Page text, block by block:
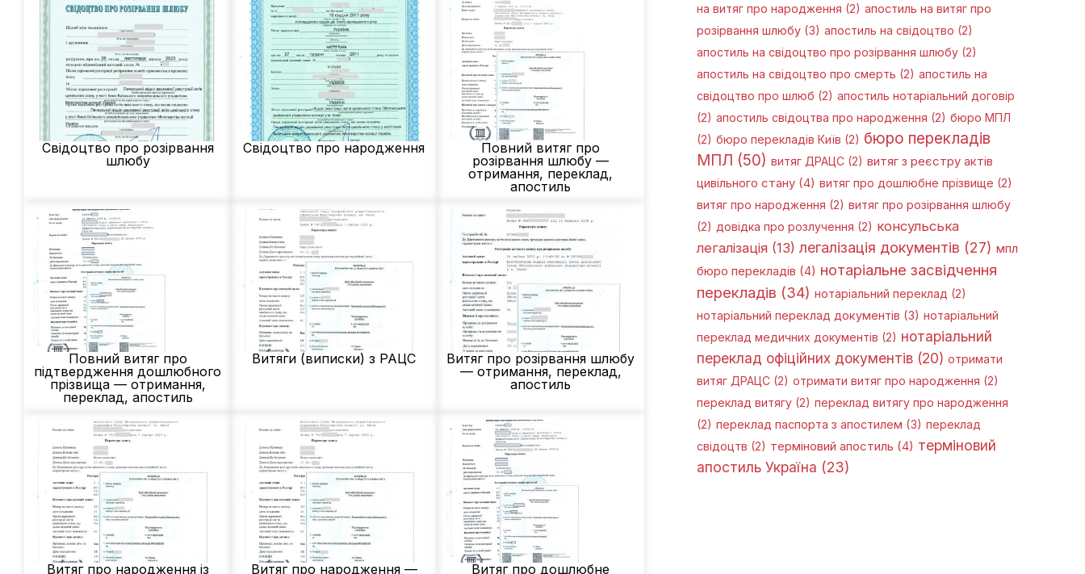
Свідоцтво про розірвання
шлюбу
Свідоцтво про народження
Повний витяг про
розірвання шлюбу —
отримання, переклад,
апостиль
Повний витяг про
підтвердження дошлюбного
прізвища — отримання,
переклад, апостиль
Витяги (виписки) з РАЦС
Витяг про розірвання шлюбу
— отримання, переклад,
апостиль
Витяг про народження із
Витяг про народження —
Витяг про дошлюбне
на витяг про народження (2) апостиль на витяг про
розірвання шлюбу(3) апостиль на свідоцтво (2)
апостиль на свідоцтво про розірвання шлюбу(2)
апостиль на свідоцтво про смерть (2) апостиль на
свідоцтво про шлюб (2) апостиль нотаріальний договір
(2) апостиль свідоцтва про народження (2) бюро МПЛ
(2) бюро перекладів Київ (2) бюро перекладів
МПЛ (50) витяг ДРАЦС(2) витяг з реєстру актів
цивільного стану(4) витяг про дошлюбне прізвище (2)
витяг про народження (2) витяг про розірвання шлюбу
(2) довідка про розлучення (2) консульська
легалізація(13) легалізація документів (27) мпл
бюро перекладів (4) нотаріальне засвідчення
перекладів (34) нотаріальний переклад (2)
нотаріальний переклад документів (3) нотаріальний
переклад медичних документів (2) нотаріальний
переклад офіційних документів(20) отримати
витяг ДРАЦС(2) отримати витяг про народження (2)
переклад витягу(2) переклад витягу про народження
(2) переклад паспорта з апостилем (3) переклад
свідоцтв (2) терміновий апостиль (4) терміновий
апостиль Україна (23)